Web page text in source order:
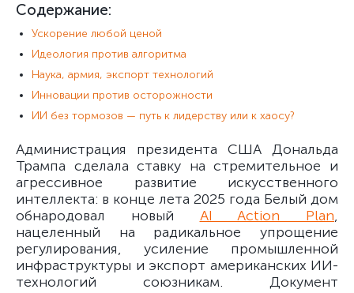
Содержание:
Ускорение любой ценой
Идеология против алгоритма
Наука, армия, экспорт технологий
Инновации против осторожности
ИИ без тормозов — путь к лидерству или к хаосу?
Администрация президента США Дональда
Трампа сделала ставку на стремительное и
агрессивное развитие искусственного
интеллекта: в конце лета 2025 года Белый дом
обнародовал новый AI Action Plan,
нацеленный на радикальное упрощение
регулирования, усиление промышленной
инфраструктуры и экспорт американских ИИ-
технологий союзникам. Документ